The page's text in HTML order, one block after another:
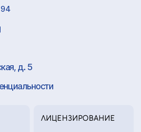
д. 5
ЛИЦЕНЗИРОВАНИЕ